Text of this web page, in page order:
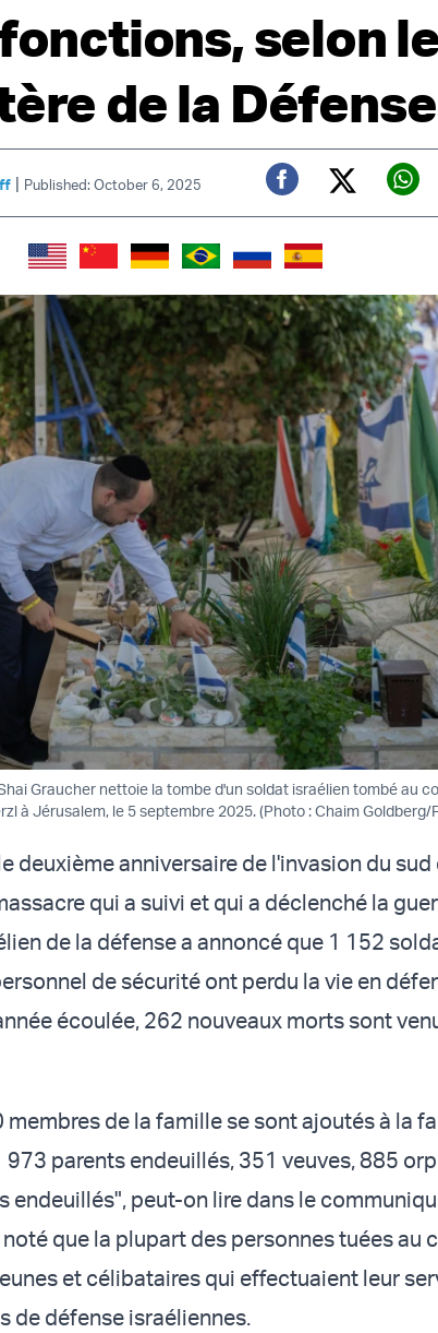
selon le
de la Défense
| Published: October 6, 2025
Facebook
Twitter
Graucher nettoie la tombe d'un soldat israélien tombé au
à Jérusalem, le 5 septembre 2025. (Photo : Chaim Goldberg/
deuxième anniversaire de l'invasion du
qui a suivi et qui a déclenché la
de la défense a annoncé que 1 152
de sécurité ont perdu la vie en
écoulée, 262 nouveaux morts sont
membres de la famille se sont ajoutés à la
973 parents endeuillés, 351 veuves, 885
endeuillés", peut-on lire dans le
que la plupart des personnes tuées au
et célibataires qui effectuaient leur
de défense israéliennes.